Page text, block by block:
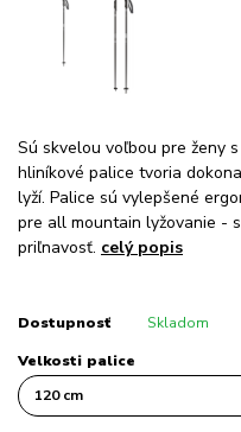
Sú skvelou voľbou pre ženy
hliníkové palice tvoria
lyží. Palice sú vylepšené
pre all mountain lyžovanie -
priľnavosť. celý popis
Dostupnosť Skladom
Velkosti palice